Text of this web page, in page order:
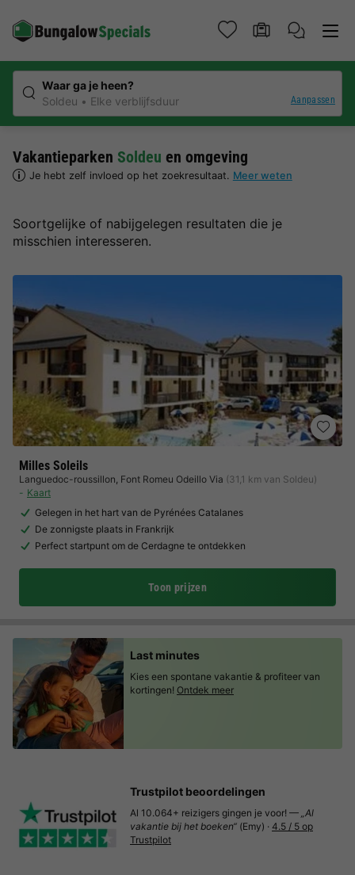
Waar ga je heen?
Soldeu
Elke verblijfsduur Aanpassen
Vakantieparken Soldeu en omgeving
Je hebt zelf invloed op het zoekresultaat. Meer weten
Soortgelijke of nabijgelegen resultaten die je
misschien interesseren.
Milles Soleils
Languedoc-roussillon, Font Romeu Odeillo Via (31,1 km van Soldeu)
Kaart
Gelegen in het hart van de Pyrénées Catalanes
De zonnigste plaats in Frankrijk
Perfect startpunt om de Cerdagne te ontdekken
Toon prijzen
Last minutes
Kies een spontane vakantie & profiteer van
kortingen! Ontdek meer
Trustpilot beoordelingen
Al 10.064+ reizigers gingen je voor! — „Al
vakantie bij het boeken“ (Emy) · 4.5 / 5 op
Trustpilot